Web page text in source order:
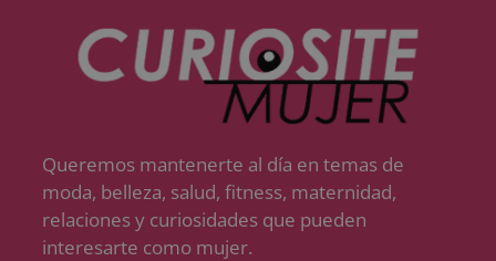
Queremos mantenerte al día en temas de
moda, belleza, salud, fitness, maternidad,
relaciones y curiosidades que pueden
interesarte como mujer.